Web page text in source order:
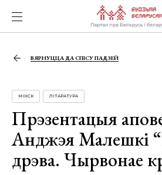
ВЯРНУЦЦА ДА СПІСУ ПАДЗЕЙ
МІНСК ЛІТАРАТУРА
Прэзентацыя
Анджэя Малешкі
дрэва. Чырвонае